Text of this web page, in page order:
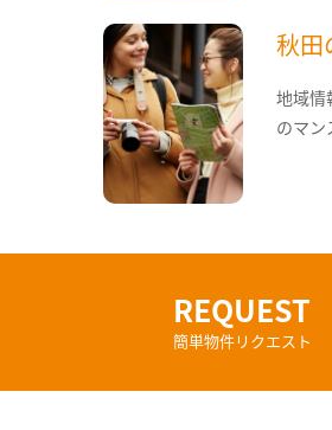
秋田
地域情
のマン
REQUEST
簡単物件リクエスト